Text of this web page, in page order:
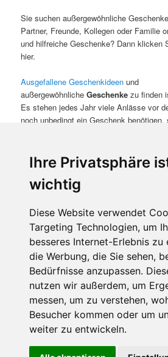
Ihre Privatsphäre
wichtig
Diese Website verwendet
Targeting Technologien, um
besseres Internet-Erlebnis zu
die Werbung, die Sie sehen,
Bedürfnisse anzupassen.
nutzen wir außerdem, um
messen, um zu verstehen,
Besucher kommen oder um
weiter zu entwickeln.
Sie suchen außergewöhnliche
Partner, Freunde, Kollegen oder Familie
und hilfreiche Geschenke? Dann klicken
hier.
Ausgefallene Geschenkideen und
außergewöhnlicheGeschenke zu finden
Es stehen jedes Jahr viele Anlässe vor
noch unbedingt ein Geschenk
Sicherheit.
Außergewöhnliche Geschenkemachen
Sicherheit.
Stolz präsentiert von